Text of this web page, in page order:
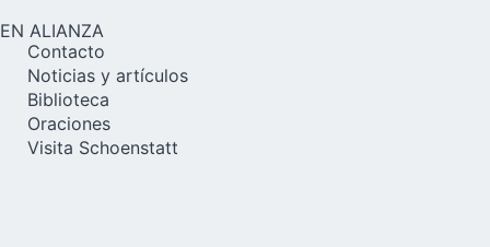
EN ALIANZA
Contacto
Noticias y artículos
Biblioteca
Oraciones
Visita Schoenstatt